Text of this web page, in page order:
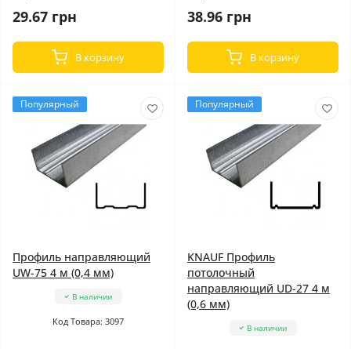
29.67 грн
В корзину
38.96 грн
В корзину
Популярный
Профиль направляющий
UW-75 4 м (0,4 мм)
В наличии
Код Товара: 3097
Популярный
KNAUF Профиль
потолочный
направляющий UD-27 4 м
(0,6 мм)
В наличии